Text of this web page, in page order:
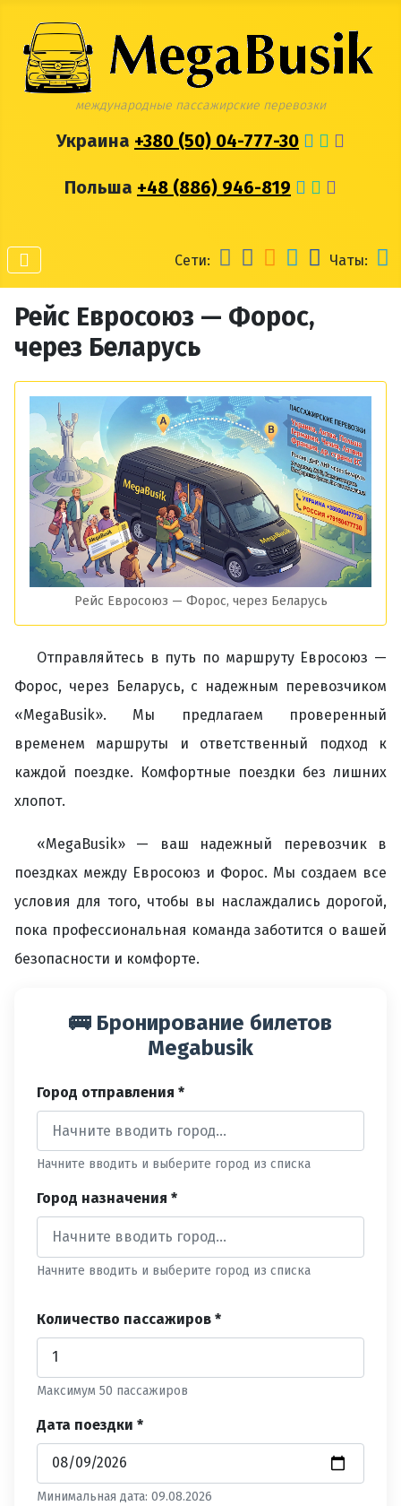
международные пассажирские перевозки
Украина +380 (50) 04-777-30
Польша +48 (886) 946-819
Сети: Чаты:
Рейс Евросоюз — Форос,
через Беларусь
Рейс Евросоюз — Форос, через Беларусь
Отправляйтесь в путь по маршруту Евросоюз —
Форос, через Беларусь, с надежным перевозчиком
«MegaBusik». Мы предлагаем проверенный
временем маршруты и ответственный подход к
каждой поездке. Комфортные поездки без лишних
хлопот.
«MegaBusik» — ваш надежный перевозчик в
поездках между Евросоюз и Форос. Мы создаем все
условия для того, чтобы вы наслаждались дорогой,
пока профессиональная команда заботится о вашей
безопасности и комфорте.
🚌 Бронирование билетов
Megabusik
Город отправления *
Начните вводить и выберите город из списка
Город назначения *
Начните вводить и выберите город из списка
Количество пассажиров *
Максимум 50 пассажиров
Дата поездки *
Минимальная дата: 09.08.2026